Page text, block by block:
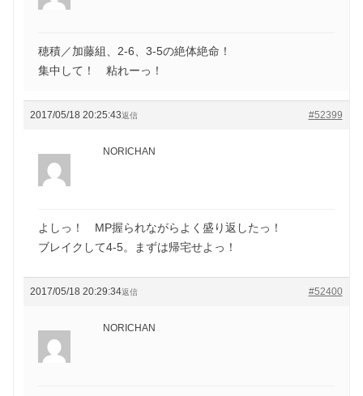
穂積／加藤組、2-6、3-5の絶体絶命！
集中して！ 粘れーっ！
2017/05/18 20:25:43 #52399
返信
NORICHAN
よしっ！ MP握られながらよく盛り返したっ！
ブレイクして4-5。まずは帰宅せよっ！
2017/05/18 20:29:34 #52400
返信
NORICHAN